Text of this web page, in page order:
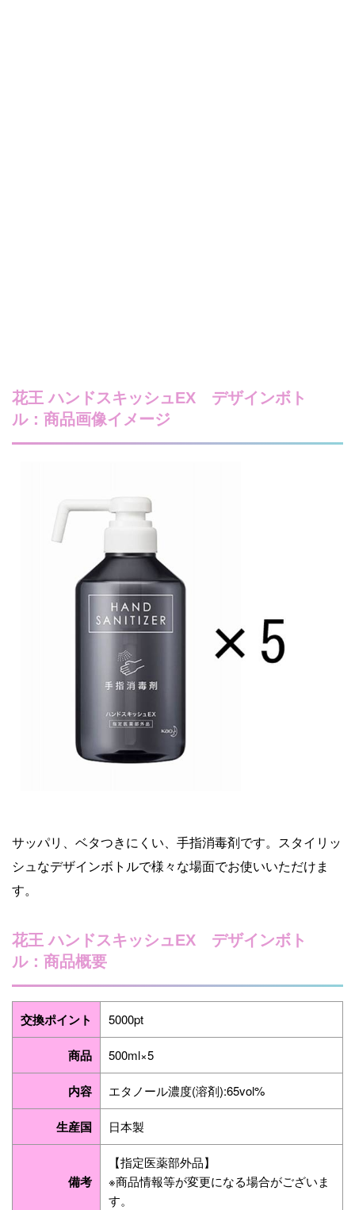
花王 ハンドスキッシュEX デザインボト
ル：商品画像イメージ
サッパリ、ベタつきにくい、手指消毒剤です。スタイリッ
シュなデザインボトルで様々な場面でお使いいただけま
す。
花王 ハンドスキッシュEX デザインボト
ル：商品概要
交換ポイント 5000pt
商品 500ml×5
内容 エタノール濃度(溶剤):65vol%
生産国 日本製
備考
【指定医薬部外品】
※商品情報等が変更になる場合がございま
す。